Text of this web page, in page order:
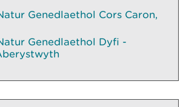
Genedlaethol Cors Caron,
Genedlaethol Dyfi -